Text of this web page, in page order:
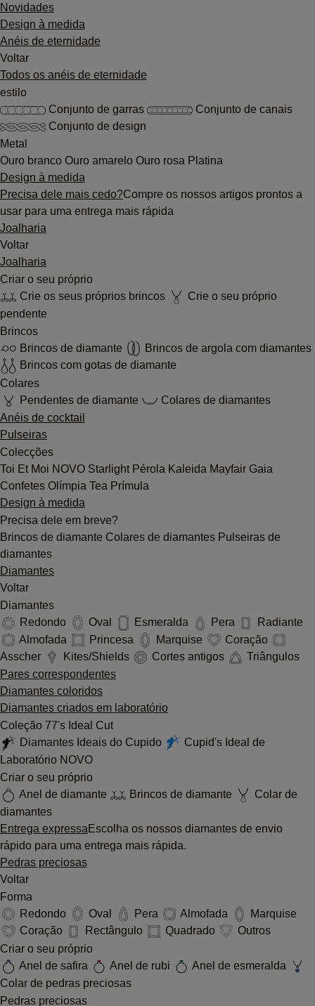
Novidades
Design à medida
Anéis de eternidade
Voltar
Todos os anéis de eternidade
estilo
Conjunto de garras
Conjunto de canais
Conjunto de design
Metal
Ouro branco Ouro amarelo Ouro rosa Platina
Design à medida
Precisa dele mais cedo?Compre os nossos artigos prontos a
usar para uma entrega mais rápida
Joalharia
Voltar
Joalharia
Criar o seu próprio
Crie os seus próprios brincos
Crie o seu próprio
pendente
Brincos
Brincos de diamante
Brincos de argola com diamantes
Brincos com gotas de diamante
Colares
Pendentes de diamante
Colares de diamantes
Anéis de cocktail
Pulseiras
Colecções
Toi Et Moi NOVO Starlight Pérola Kaleida Mayfair Gaia
Confetes Olímpia Tea Prímula
Design à medida
Precisa dele em breve?
Brincos de diamante Colares de diamantes Pulseiras de
diamantes
Diamantes
Voltar
Diamantes
Redondo
Oval Esmeralda Pera
Radiante
Almofada
Princesa Marquise
Coração
Asscher
Kites/Shields Cortes antigos
Triângulos
Pares correspondentes
Diamantes coloridos
Diamantes criados em laboratório
Coleção 77's Ideal Cut
Diamantes Ideais do Cupido
Cupid's Ideal de
Laboratório NOVO
Criar o seu próprio
Anel de diamante
Brincos de diamante
Colar de
diamantes
Entrega expressa Escolha os nossos diamantes de envio
rápido para uma entrega mais rápida.
Pedras preciosas
Voltar
Forma
Redondo
Oval Pera Almofada
Marquise
Coração
Rectângulo Quadrado
Outros
Criar o seu próprio
Anel de safira
Anel de rubi
Anel de esmeralda
Colar de pedras preciosas
Pedras preciosas